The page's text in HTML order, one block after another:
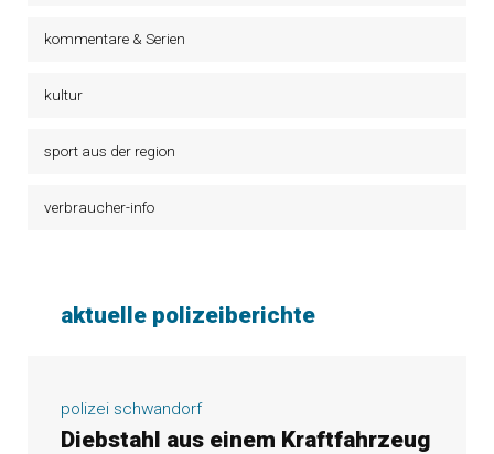
kommentare & Serien
kultur
sport aus der region
verbraucher-info
aktuelle polizeiberichte
polizei schwandorf
Diebstahl aus einem Kraftfahrzeug